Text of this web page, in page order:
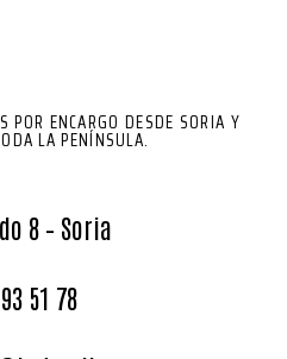
POR ENCARGO DESDE SORIA Y
LA PENÍNSULA.
8 – Soria
51 78